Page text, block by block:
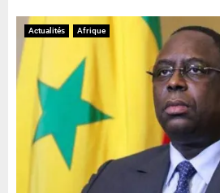
U
Actualités Afrique